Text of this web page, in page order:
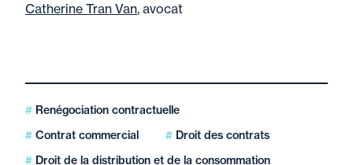
Catherine Tran Van, avocat
Renégociation contractuelle
Contrat commercial
Droit des contrats
Droit de la distribution et de la consommation